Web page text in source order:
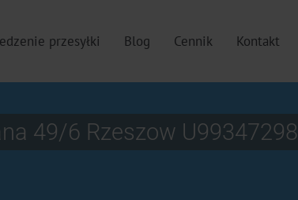
przesyłki Blog Cennik Kontakt
49/6 Rzeszow U99347298